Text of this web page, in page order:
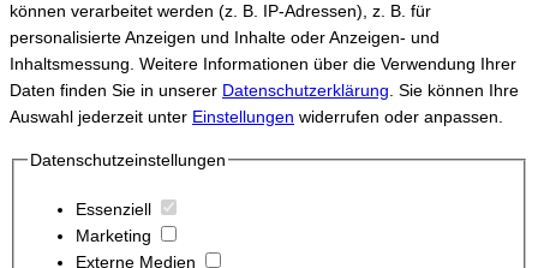
können verarbeitet werden (z. B. IP-Adressen), z. B. für
personalisierte Anzeigen und Inhalte oder Anzeigen- und
Inhaltsmessung. Weitere Informationen über die Verwendung Ihrer
Daten finden Sie in unserer Datenschutzerklärung. Sie können Ihre
Auswahl jederzeit unter Einstellungen widerrufen oder anpassen.
Datenschutzeinstellungen
Essenziell
Marketing
Externe Medien